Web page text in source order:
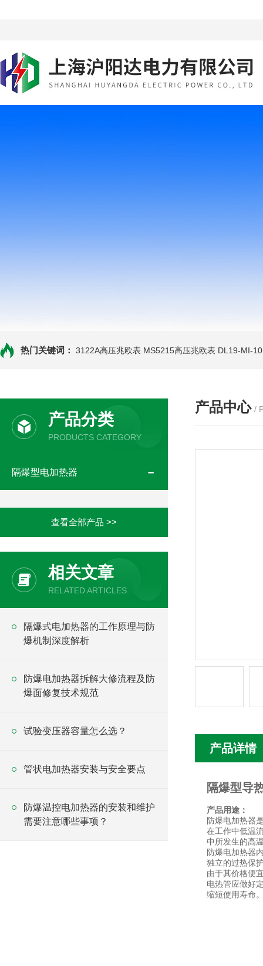
热门关键词： 3122A高压兆欧表 MS5215高压兆欧表 DL19-MI-
产品分类
PRODUCTS CATEGORY
隔爆型电加热器
查看全部产品 >>
相关文章
RELATED ARTICLES
隔爆式电加热器的工作原理与防
爆机制深度解析
防爆电加热器拆解大修流程及防
爆面修复技术规范
试验变压器容量怎么选？
管状电加热器安装与安全要点
防爆温控电加热器的安装和维护
需要注意哪些事项？
产品中心 /
产品详情
隔爆型导
产品用途：
防爆电加热器
在工作中低温
中所发生的高
防爆电加热器
独立的过热保
由于其价格便
电热管应做好
缩短使用寿命